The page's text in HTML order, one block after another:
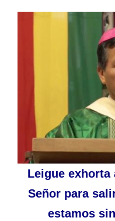
Leigue exhorta
Señor para
estamos